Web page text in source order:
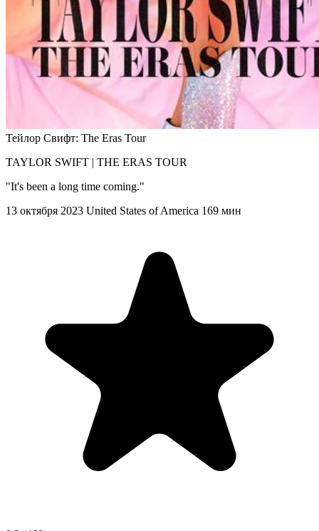
Тейлор Свифт: The Eras Tour
TAYLOR SWIFT | THE ERAS TOUR
"It's been a long time coming."
13 октября 2023 United States of America 169 мин